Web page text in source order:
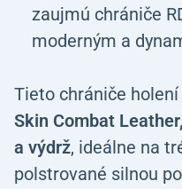
zaujmú chrániče
moderným a
Tieto chrániče
Skin Combat
a výdrž, ideálne na
polstrované silnou